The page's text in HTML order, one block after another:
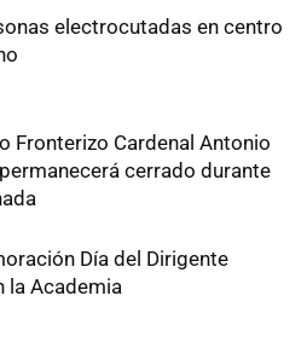
electrocutadas en centro
Fronterizo Cardenal Antonio
cerrado durante
Día del Dirigente
la Academia